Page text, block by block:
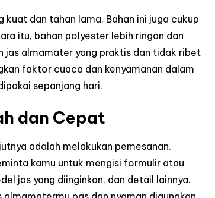
kuat dan tahan lama. Bahan ini juga cukup
itu, bahan polyester lebih ringan dan
jas almamater yang praktis dan tidak ribet
faktor cuaca dan kenyamanan dalam
sepanjang hari.
dan Cepat
adalah melakukan pemesanan.
kamu untuk mengisi formulir atau
jas yang diinginkan, dan detail lainnya.